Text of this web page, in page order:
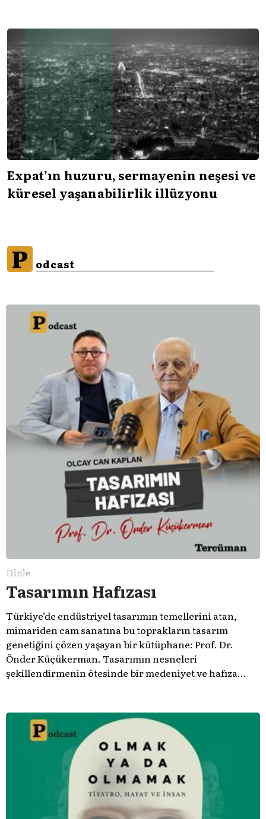
Expat’ın huzuru, sermayenin neşesi ve
küresel yaşanabilirlik illüzyonu
P odcast
Dinle
Tasarımın Hafızası
Türkiye’de endüstriyel tasarımın temellerini atan,
mimariden cam sanatına bu toprakların tasarım
genetiğini çözen yaşayan bir kütüphane: Prof. Dr.
Önder Küçükerman. ​Tasarımın nesneleri
şekillendirmenin ötesinde bir medeniyet ve hafıza